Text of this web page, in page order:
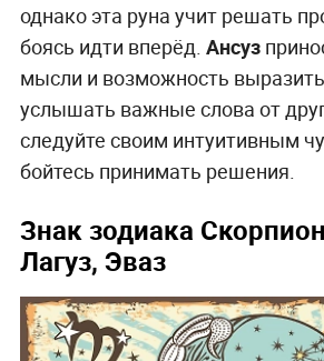
однако эта руна учит решать
боясь идти вперёд. Ансуз
мысли и возможность
услышать важные слова от
следуйте своим интуитивным
бойтесь принимать решения.
Знак зодиака
Лагуз, Эваз